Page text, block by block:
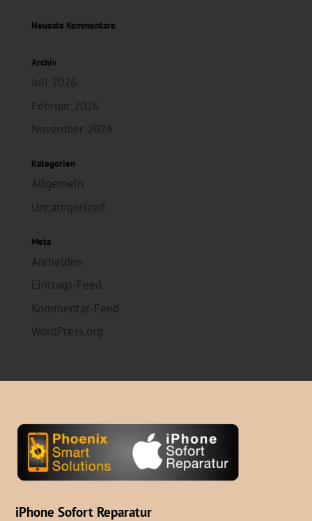
Neueste Kommentare
Archiv
Juli 2026
Februar 2026
November 2024
Kategorien
Allgemein
Uncategorized
Meta
Anmelden
Eintrags-Feed
Kommentar-Feed
WordPress.org
iPhone Sofort Reparatur